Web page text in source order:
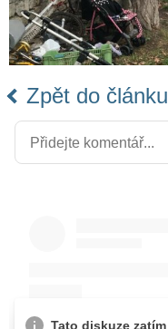
Zpět do článku